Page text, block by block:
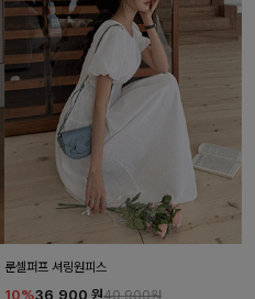
룬셀퍼프 셔링원피스
10%36,900 원40,900원